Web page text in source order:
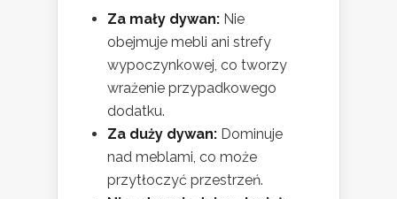
Za mały dywan: Nie
obejmuje mebli ani strefy
wypoczynkowej, co tworzy
wrażenie przypadkowego
dodatku.
Za duży dywan: Dominuje
nad meblami, co może
przytłoczyć przestrzeń.